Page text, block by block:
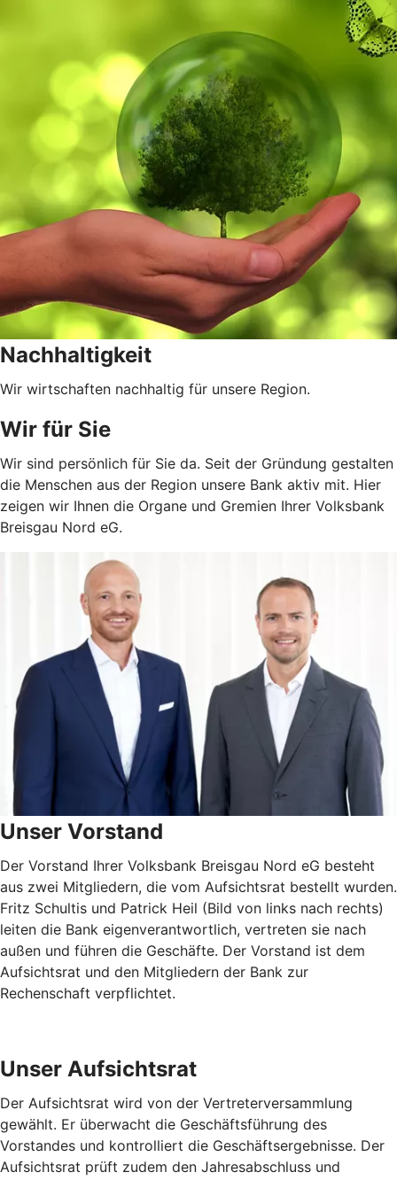
Nachhaltigkeit
Wir wirtschaften nachhaltig für unsere Region.
Wir für Sie
Wir sind persönlich für Sie da. Seit der Gründung gestalten
die Menschen aus der Region unsere Bank aktiv mit. Hier
zeigen wir Ihnen die Organe und Gremien Ihrer Volksbank
Breisgau Nord eG.
Unser Vorstand
Der Vorstand Ihrer Volksbank Breisgau Nord eG besteht
aus zwei Mitgliedern, die vom Aufsichtsrat bestellt wurden.
Fritz Schultis und Patrick Heil (Bild von links nach rechts)
leiten die Bank eigenverantwortlich, vertreten sie nach
außen und führen die Geschäfte. Der Vorstand ist dem
Aufsichtsrat und den Mitgliedern der Bank zur
Rechenschaft verpflichtet.
Unser Aufsichtsrat
Der Aufsichtsrat wird von der Vertreterversammlung
gewählt. Er überwacht die Geschäftsführung des
Vorstandes und kontrolliert die Geschäftsergebnisse. Der
Aufsichtsrat prüft zudem den Jahresabschluss und